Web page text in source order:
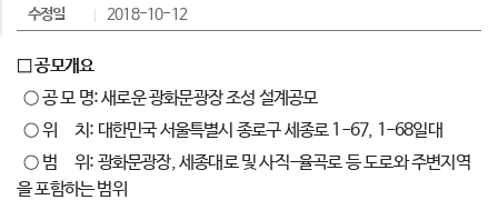
수정일
2018-10-12
□ 공모개요
○ 공 모 명: 새로운 광화문광장 조성 설계공모
○ 위 치: 대한민국 서울특별시 종로구 세종로 1-67, 1-68일대
○ 범 위: 광화문광장, 세종대로 및 사직-율곡로 등 도로와 주변지역
을 포함하는 범위